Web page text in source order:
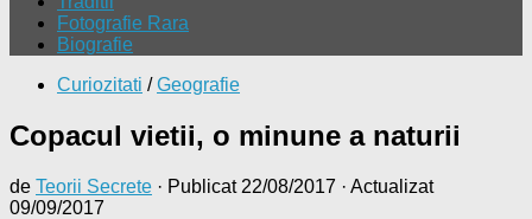
Fotografie Rara
Biografie
Curiozitati / Geografie
Copacul vietii, o minune a naturii
de Teorii Secrete · Publicat 22/08/2017 · Actualizat
09/09/2017